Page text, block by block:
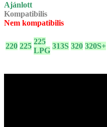
Ajánlott
Kompatibilis
Nem kompatibilis
220 225
225
LPG
313S 320 320S+